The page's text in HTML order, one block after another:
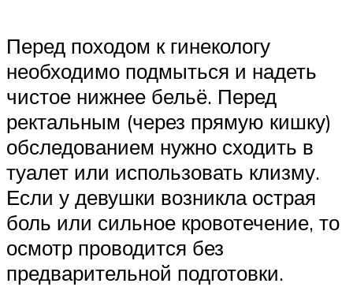
Перед походом к гинекологу
необходимо подмыться и надеть
чистое нижнее бельё. Перед
ректальным (через прямую кишку)
обследованием нужно сходить в
туалет или использовать клизму.
Если у девушки возникла острая
боль или сильное кровотечение, то
осмотр проводится без
предварительной подготовки.